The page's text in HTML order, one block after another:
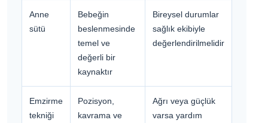
Anne
sütü
Bebeğin
beslenmesinde
temel ve
değerli bir
kaynaktır
Bireysel durumlar
sağlık ekibiyle
değerlendirilmelidir
Emzirme
tekniği
Pozisyon,
kavrama ve
Ağrı veya güçlük
varsa yardım